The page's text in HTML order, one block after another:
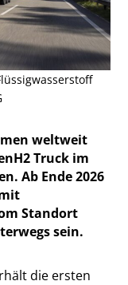
weltweit
Truck im
Ab Ende 2026
Standort
sein.
die ersten